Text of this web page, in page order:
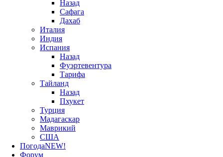
Назад
Сафага
Дахаб
Италия
Индия
Испания
Назад
Фуэртевентура
Тарифа
Тайланд
Назад
Пхукет
Турция
Мадагаскар
Маврикий
США
ПогодаNEW!
Форум